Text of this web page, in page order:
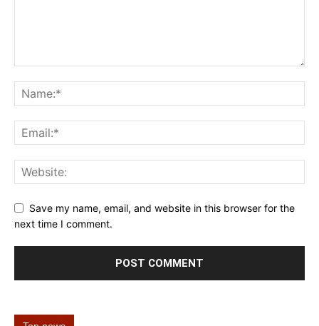
Save my name, email, and website in this browser for the
next time I comment.